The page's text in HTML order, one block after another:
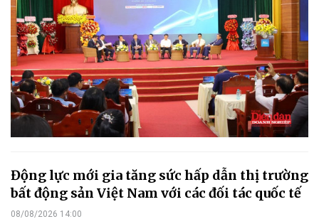
Động lực mới gia tăng sức hấp dẫn thị trường
bất động sản Việt Nam với các đối tác quốc tế
08/08/2026 14:00